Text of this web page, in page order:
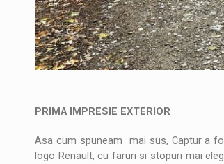
PRIMA IMPRESIE EXTERIOR
Asa cum spuneam mai sus, Captur a
logo Renault, cu faruri si stopuri mai